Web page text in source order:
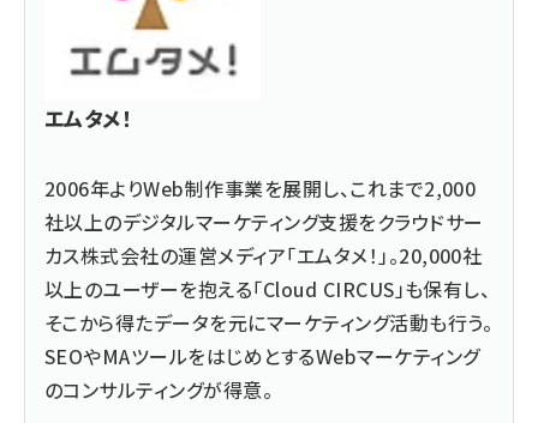
エムタメ！
2006年よりWeb制作事業を展開し、これまで2,000
社以上のデジタルマーケティング支援をクラウドサー
カス株式会社の運営メディア「エムタメ！」。20,000社
以上のユーザーを抱える「Cloud CIRCUS」も保有し、
そこから得たデータを元にマーケティング活動も行う。
SEOやMAツールをはじめとするWebマーケティング
のコンサルティングが得意。